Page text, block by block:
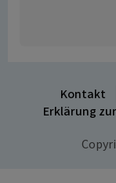
Kontakt
Erklärung